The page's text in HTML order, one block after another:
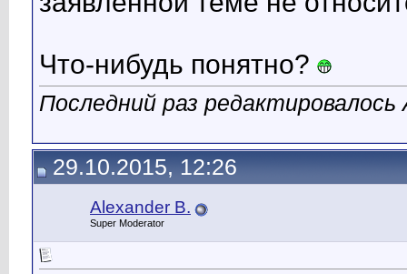
Что-нибудь понятно?
Последний раз
29.10.2015, 12:26
Alexander B.
Super Moderator